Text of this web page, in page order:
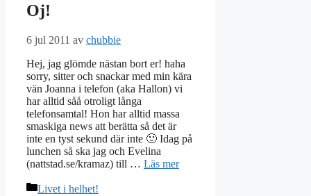
Oj!
6 jul 2011 av chubbie
Hej, jag glömde nästan bort er! haha
sorry, sitter och snackar med min kära
vän Joanna i telefon (aka Hallon) vi
har alltid såå otroligt långa
telefonsamtal! Hon har alltid massa
smaskiga news att berätta så det är
inte en tyst sekund där inte 🙂 Idag på
lunchen så ska jag och Evelina
(nattstad.se/kramaz) till … Läs mer
Kategorier
Livet i helhet!